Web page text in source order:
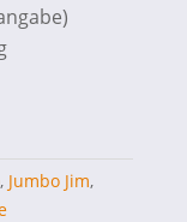
, Jumbo Jim,